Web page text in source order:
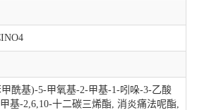
酰基)-5-甲氧基-2-甲基-1-吲哚-3-乙酸
基-2,6,10-十二碳三烯酯, 消炎痛法呢酯,